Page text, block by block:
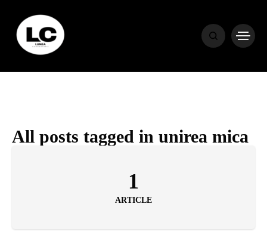
All posts tagged in unirea mica
1
ARTICLE
HOME
HOROSCOP
ENGLISH
CONTENT